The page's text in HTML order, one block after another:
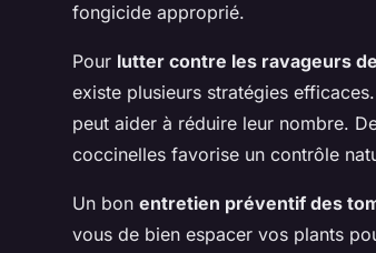
fongicide approprié.
Pour lutter contre les ravageurs
existe plusieurs stratégies
peut aider à réduire leur nombre.
coccinelles favorise un contrôle
Un bon entretien préventif des
vous de bien espacer vos plants